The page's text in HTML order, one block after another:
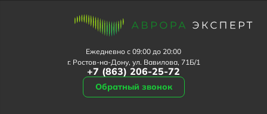
Ежедневно с 09:00 до 20:00
г. Ростов-на-Дону, ул. Вавилова, 71Б/1
+7 (863) 206-25-72
Обратный звонок